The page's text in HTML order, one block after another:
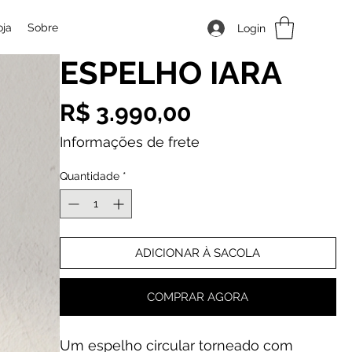
Sobre Login
ESPELHO IARA
R$ 3.990,00Preço
Informações de frete
Quantidade *
ADICIONAR À SACOLA
COMPRAR AGORA
Um espelho circular torneado com